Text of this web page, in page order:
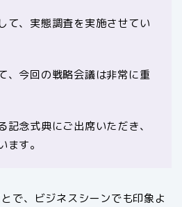
て、実態調査を実施させてい
、今回の戦略会議は非常に重
記念式典にご出席いただき、
す。
で、ビジネスシーンでも印象よ